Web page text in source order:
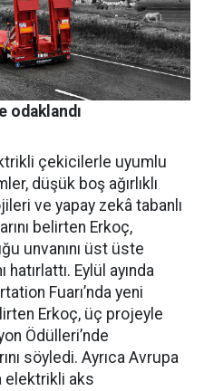
odaklandı
çekicilerle uyumlu
düşük boş ağırlıklı
ve yapay zekâ tabanlı
belirten Erkoç,
unvanını üst üste
Eylül ayında
Fuarı’nda yeni
Erkoç, üç projeyle
Ödülleri’nde
söyledi. Ayrıca Avrupa
elektrikli aks